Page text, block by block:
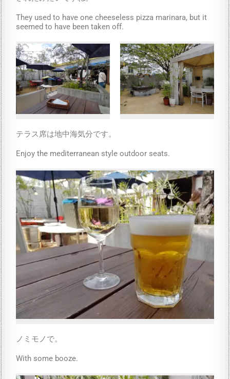
They used to have one cheeseless pizza marinara, but it
seemed to have been taken off.
テラス席は地中海気分です。
Enjoy the mediterranean style outdoor seats.
ノミモノで。
With some booze.